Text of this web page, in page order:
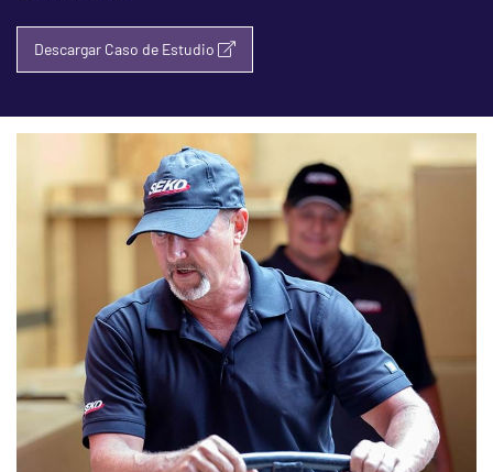
Descargar Caso de Estudio